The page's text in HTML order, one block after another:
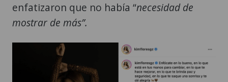
enfatizaron que no había “necesidad de
mostrar de más”.